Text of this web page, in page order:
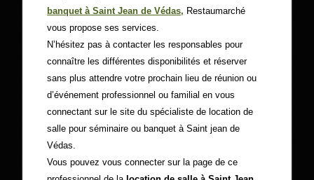
banquet à Saint Jean de Védas, Restaumarché
vous propose ses services.
N’hésitez pas à contacter les responsables pour
connaître les différentes disponibilités et réserver
sans plus attendre votre prochain lieu de réunion ou
d’événement professionnel ou familial en vous
connectant sur le site du spécialiste de location de
salle pour séminaire ou banquet à Saint jean de
Védas.
Vous pouvez vous connecter sur la page de ce